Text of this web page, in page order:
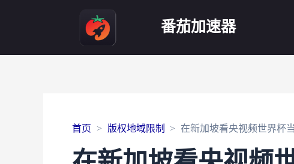
番茄加速器
首页 版权地域限制 在新加坡看央视频世界杯